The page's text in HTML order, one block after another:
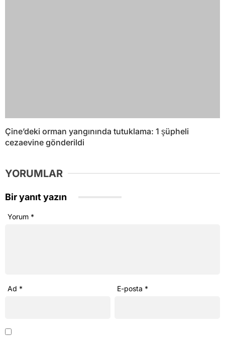
Çine’deki orman yangınında tutuklama: 1 şüpheli
cezaevine gönderildi
YORUMLAR
Bir yanıt yazın
Yorum *
Ad * E-posta *